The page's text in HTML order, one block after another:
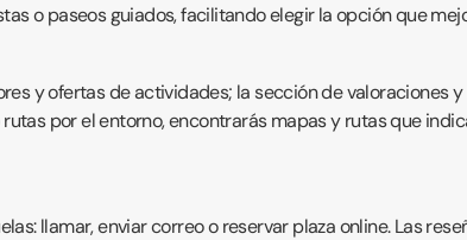
o paseos guiados, facilitando elegir la opción que
y ofertas de actividades; la sección de valoraciones
por el entorno, encontrarás mapas y rutas que
llamar, enviar correo o reservar plaza online. Las